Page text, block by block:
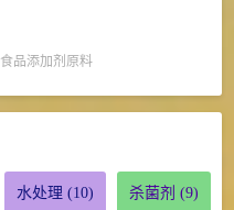
食品添加剂原料
水处理 (10) 杀菌剂 (9)